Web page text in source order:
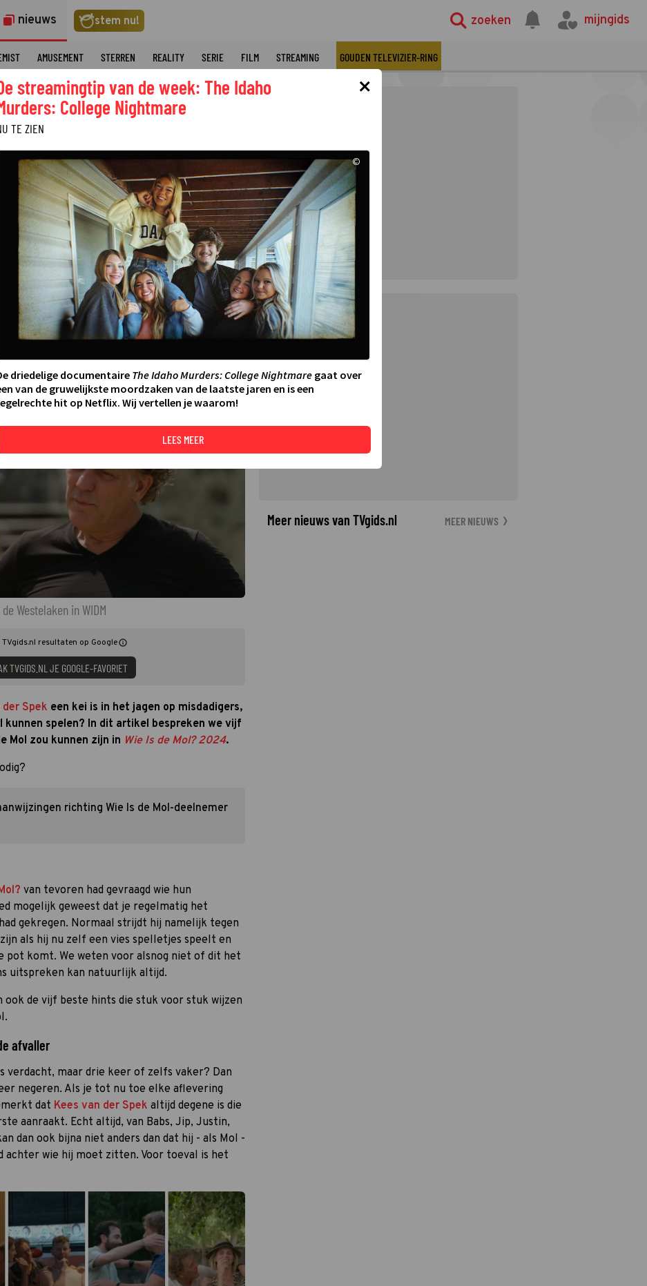
nieuws stem nu! zoeken mijngids
AMUSEMENT STERREN REALITY SERIE FILM STREAMING GOUDEN TELEVIZIER-RING
van der Spek de Mol is in Wie Is
©
Westelaken in WIDM
TVgids.nl resultaten op Google
TVGIDS.NL JE GOOGLE-FAVORIET
Spek een kei is in het jagen op misdadigers,
kunnen spelen? In dit artikel bespreken we vijf
Mol zou kunnen zijn in Wie Is de Mol? 2024.
richting Wie Is de Mol-deelnemer
van tevoren had gevraagd wie hun
mogelijk geweest dat je regelmatig het
gekregen. Normaal strijdt hij namelijk tegen
als hij nu zelf een vies spelletjes speelt en
pot komt. We weten voor alsnog niet of dit het
uitspreken kan natuurlijk altijd.
ook de vijf beste hints die stuk voor stuk wijzen
afvaller
verdacht, maar drie keer of zelfs vaker? Dan
negeren. Als je tot nu toe elke aflevering
dat Kees van der Spek altijd degene is die
aanraakt. Echt altijd, van Babs, Jip, Justin,
dan ook bijna niet anders dan dat hij - als Mol -
wie hij moet zitten. Voor toeval is het
Meer nieuws van TVgids.nl MEER NIEUWS
×
streamingtip van de week: The Idaho
College Nightmare
TE ZIEN
©
driedelige documentaire The Idaho Murders: College Nightmaregaat over
van de gruwelijkste moordzaken van de laatste jaren en is een
hit op Netflix. Wij vertellen je waarom!
LEES MEER